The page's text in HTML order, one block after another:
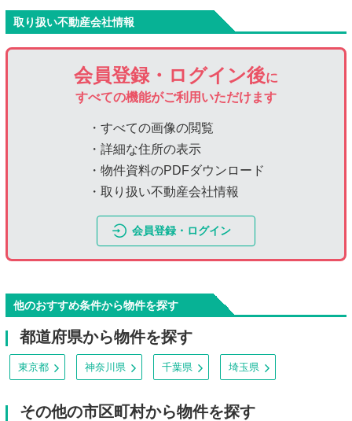
取り扱い不動産会社情報
会員登録・ログイン後に
すべての機能がご利用いただけます
・すべての画像の閲覧
・詳細な住所の表示
・物件資料のPDFダウンロード
・取り扱い不動産会社情報
会員登録・ログイン
他のおすすめ条件から物件を探す
都道府県から物件を探す
東京都 神奈川県 千葉県 埼玉県
その他の市区町村から物件を探す